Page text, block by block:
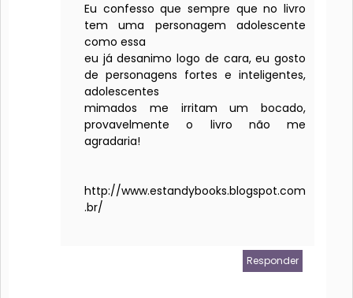
Eu confesso que sempre que no livro
tem uma personagem adolescente
como essa
eu já desanimo logo de cara, eu gosto
de personagens fortes e inteligentes,
adolescentes
mimados me irritam um bocado,
provavelmente o livro não me
agradaria!
http://www.estandybooks.blogspot.com
.br/
Responder